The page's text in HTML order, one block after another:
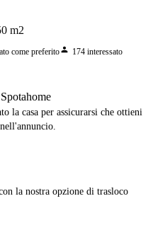
m2
come preferitoperson 174 interessato
la casa per assicurarsi che ottieni
la nostra opzione di trasloco